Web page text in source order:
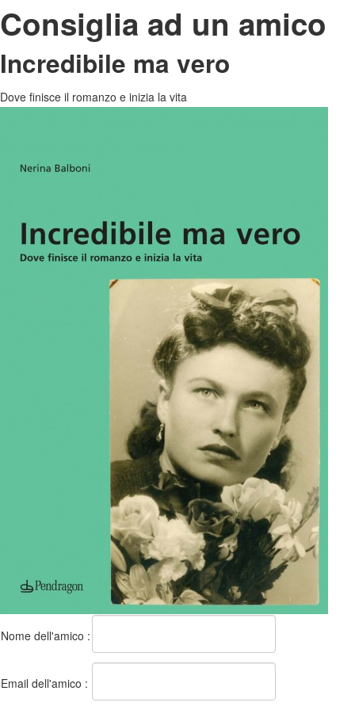
Consiglia ad un amico
Incredibile ma vero
Dove finisce il romanzo e inizia la vita
Nome dell'amico :
Email dell'amico :